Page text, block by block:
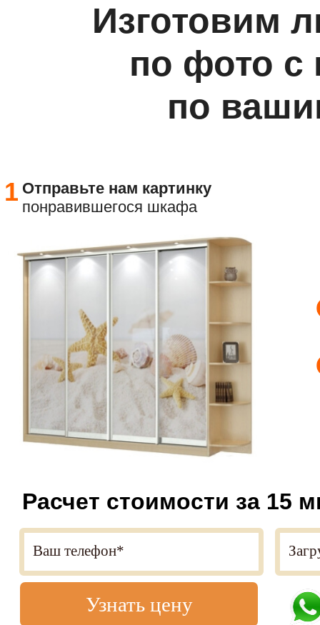
Отправьте нам картинку
понравившегося шкафа
Расчет стоимости за 15
Узнать цену
1
Изготовим
по фото с
по